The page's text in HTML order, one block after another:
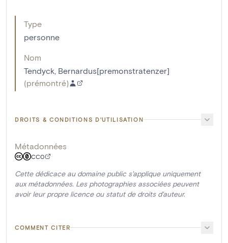
Type
personne
Nom
Tendyck, Bernardus[premonstratenzer]
(prémontré)
DROITS & CONDITIONS D'UTILISATION
Métadonnées
CC0
Cette dédicace au domaine public s'applique uniquement
aux métadonnées. Les photographies associées peuvent
avoir leur propre licence ou statut de droits d'auteur.
COMMENT CITER